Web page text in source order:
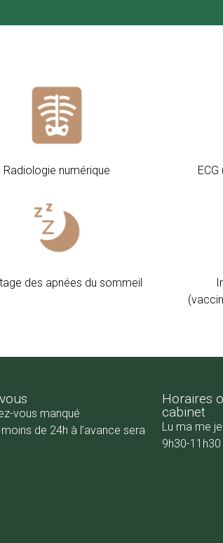
Radiologie numérique
des apnées du sommeil
vous manqué
de 24h à l’avance sera
Horaires
cabinet
Lu ma me
9h30-